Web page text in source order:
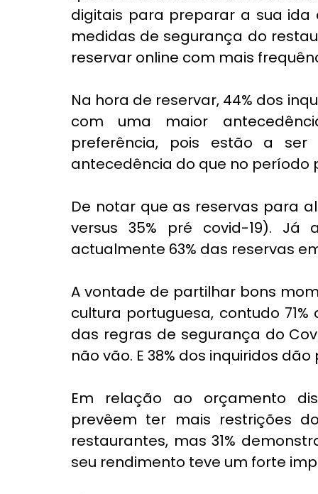
digitais para preparar a sua ida
medidas de segurança do
reservar online com mais
Na hora de reservar, 44% dos
com uma maior
preferência, pois estão a
antecedência do que no período
De notar que as reservas para
versus 35% pré covid-19).
actualmente 63% das reservas
A vontade de partilhar bons
cultura portuguesa, contudo
das regras de segurança do
não vão. E 38% dos inquiridos
Em relação ao orçamento
prevêem ter mais restrições
restaurantes, mas 31%
seu rendimento teve um forte